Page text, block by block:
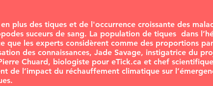
plus des tiques et de l'occurrence croissante des
suceurs de sang. La population de tiques dans
que les experts considèrent comme des proportions
des connaissances, Jade Savage, instigatrice du
Chuard, biologiste pour eTick.ca et chef
de l’impact du réchauffement climatique sur